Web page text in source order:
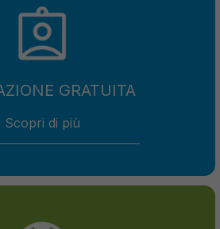
GRATUITA
Scopri di più